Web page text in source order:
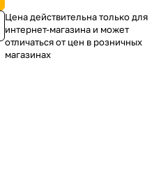
Цена действительна только для
интернет-магазина и может
отличаться от цен в розничных
магазинах